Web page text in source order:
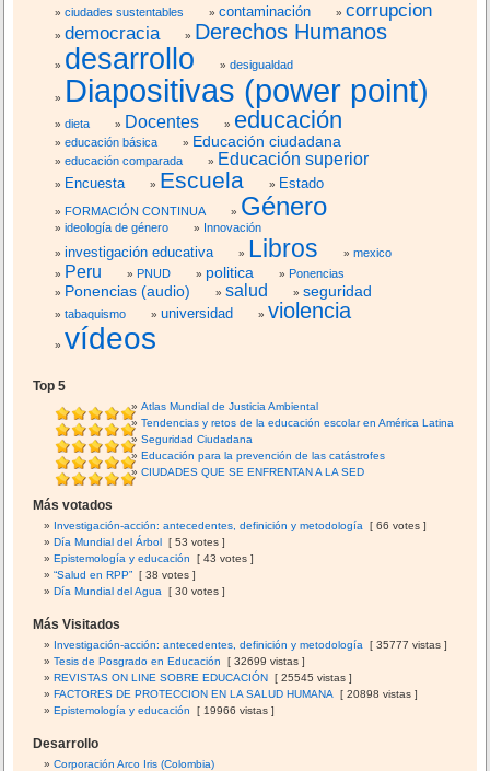
ciudades sustentables
contaminación
corrupcion
democracia
Derechos Humanos
desarrollo desigualdad
Diapositivas (power point)
dieta Docentes educación
educación básica Educación ciudadana
educación comparada Educación superior
Encuesta Escuela Estado
FORMACIÓN CONTINUA Género
ideología de género Innovación
investigación educativa Libros mexico
Peru PNUD politica Ponencias
Ponencias (audio) salud seguridad
tabaquismo universidad violencia
vídeos
Top 5
Atlas Mundial de Justicia Ambiental
Tendencias y retos de la educación escolar en América Latina
Seguridad Ciudadana
Educación para la prevención de las catástrofes
CIUDADES QUE SE ENFRENTAN A LA SED
Más votados
Investigación-acción: antecedentes, definición y metodología
[ 66 votes ]
Día Mundial del Árbol [ 53 votes ]
Epistemología y educación
[ 43 votes ]
“Salud en RPP” [ 38 votes ]
Día Mundial del Agua
[ 30 votes ]
Más Visitados
Investigación-acción: antecedentes, definición y metodología
[ 35777 vistas ]
Tesis de Posgrado en Educación
[ 32699 vistas ]
REVISTAS ON LINE SOBRE EDUCACIÓN [ 25545 vistas ]
FACTORES DE PROTECCION EN LA SALUD HUMANA
[ 20898 vistas ]
Epistemología y educación
[ 19966 vistas ]
Desarrollo
Corporación Arco Iris (Colombia)